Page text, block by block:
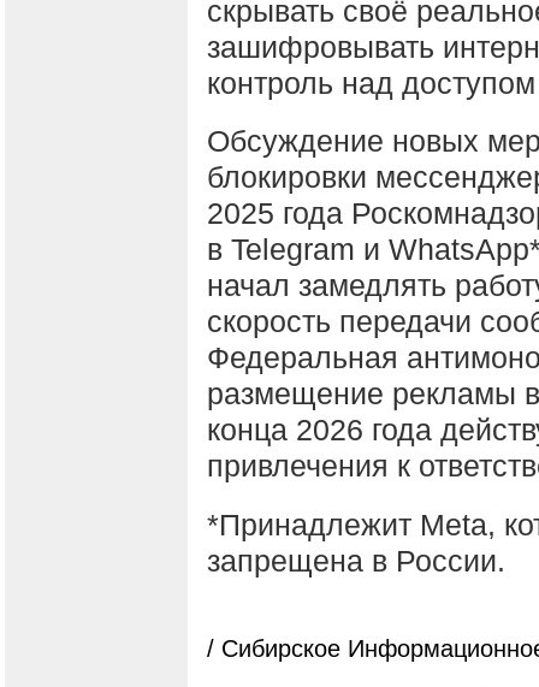
скрывать своё
зашифровывать
контроль над
Обсуждение новых
блокировки
2025 года
в Telegram и
начал замедлять
скорость передачи
Федеральная
размещение рекламы
конца 2026 года
привлечения к
*Принадлежит Meta,
запрещена в России.
/ Сибирское